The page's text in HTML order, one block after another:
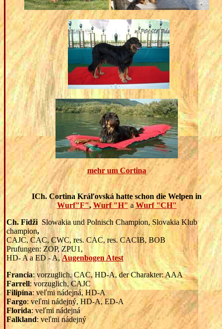
mehr um Cortina
ICh. Cortina Kráľovská hatte schon die Welpen in
Wurf"F", Wurf "H" aWurf "CH"
Ch. Fidži Slowakia und Polnisch Champion, Slovakia Klub
champion,
CAJC, CAC, CWC, res. CAC, res. CACIB, BOB
Prufungen: ZOP, ZPU1,
HD- A a ED - A,Augenbogen Atest
Francia: vorzuglich, CAC, HD-A, der Charakter: AAA
Farrell: vorzuglich, CAJC
Filipína: veľmi nádejná, HD-A
Fargo: veľmi nádejný, HD-A, ED-A
Florida: veľmi nádejná
Falkland: veľmi nádejný